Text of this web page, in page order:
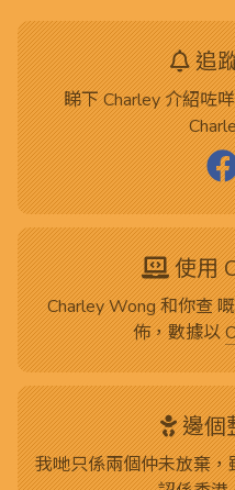
追
睇下 Charley 介紹咗
使用
Charley Wong 和你查 嘅
佈，數據以
邊個
我哋只係兩個仲未放棄